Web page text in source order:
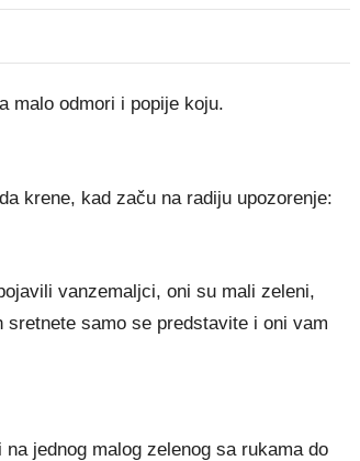
malo odmori i popije koju.
krene, kad začu na radiju upozorenje:
vanzemaljci, oni su mali zeleni,
samo se predstavite i oni vam
jednog malog zelenog sa rukama do